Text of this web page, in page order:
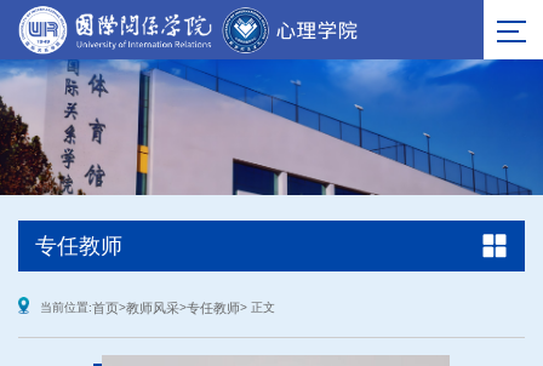
专任教师
当前位置:首页>教师风采>专任教师> 正文